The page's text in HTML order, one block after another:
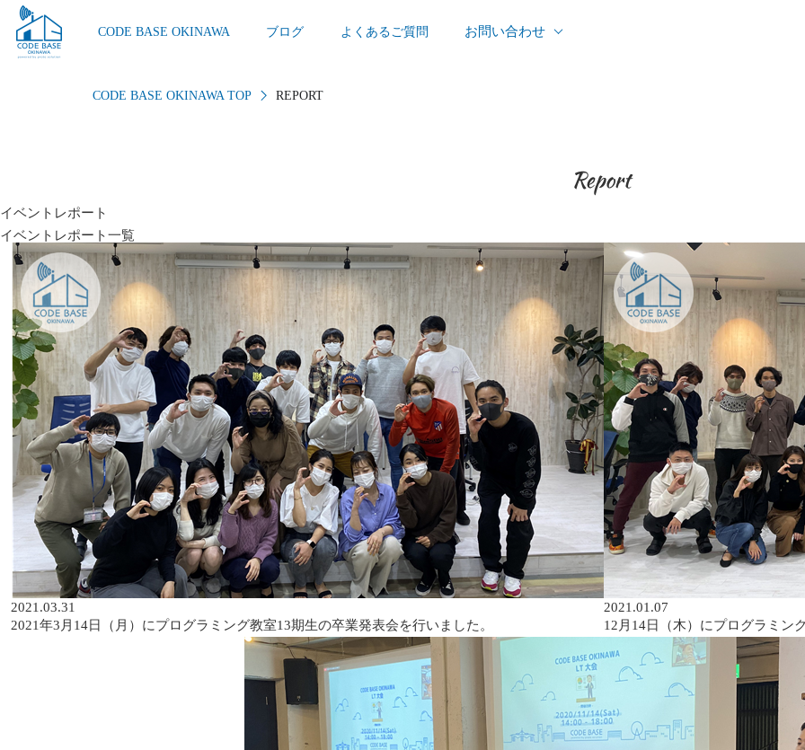
CODE BASE OKINAWA ブログ よくあるご質問 お問い合わせ
CODE BASE OKINAWA TOP REPORT
イベントレポート
イベントレポート一覧
2021.03.31
2021年3月14日（月）にプログラミング教室13期生の卒業発表会を行いました。
2021.01.07
12月14日（木）にプログラミン